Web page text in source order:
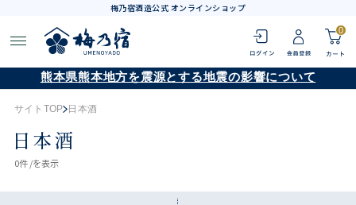
梅乃宿酒造公式 オンラインショップ
0
熊本県熊本地方を震源とする地震の影響について
サイトTOP 日本酒
日本酒
0件 /を表示